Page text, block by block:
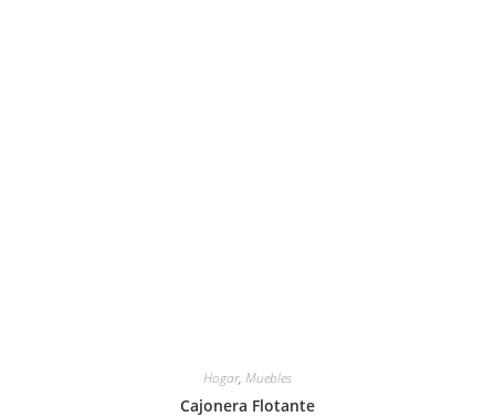
Hogar, Muebles
Cajonera Flotante